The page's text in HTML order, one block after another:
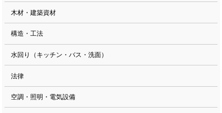
木材・建築資材
構造・工法
水回り（キッチン・バス・洗面）
法律
空調・照明・電気設備